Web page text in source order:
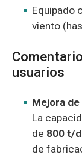
Equipado
viento
usuarios
Mejora
La
de 800 t/
de